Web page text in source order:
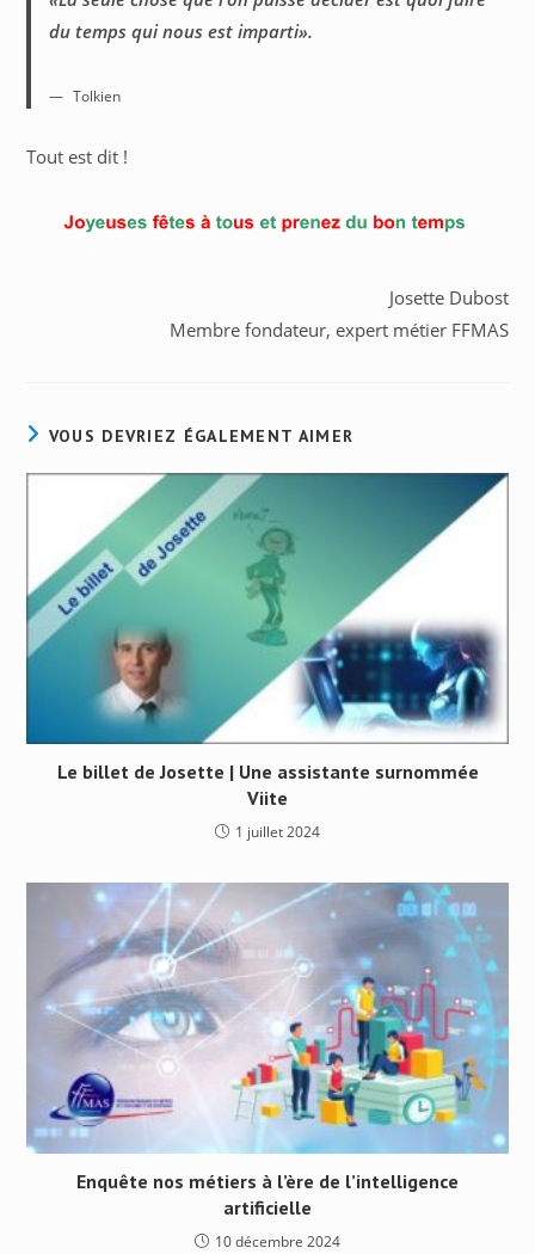
du temps qui nous est imparti».
Tolkien
Tout est dit !
Josette Dubost
Membre fondateur, expert métier FFMAS
VOUS DEVRIEZ ÉGALEMENT AIMER
Le billet de Josette | Une assistante surnommée
Viite
1 juillet 2024
Enquête nos métiers à l’ère de l’intelligence
artificielle
10 décembre 2024